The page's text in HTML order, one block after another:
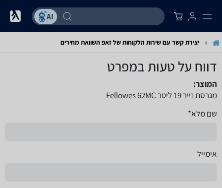
יצירת קשר עם שירות הלקוחות של זאפ השוואת מחירים
דווח על טעות במפרט
המוצר:
מגרסת נייר 19 ליטר Fellowes 62MC
שם מלא*
אימייל